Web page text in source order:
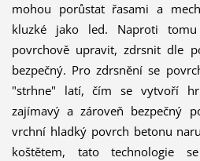
mohou porůstat řasami a
kluzké jako led. Naproti
povrchově upravit, zdrsnit dle
bezpečný. Pro zdrsnění se
"strhne" latí, čím se vytvoří
zajímavý a zároveň bezpečný
vrchní hladký povrch betonu
koštětem, tato technologie